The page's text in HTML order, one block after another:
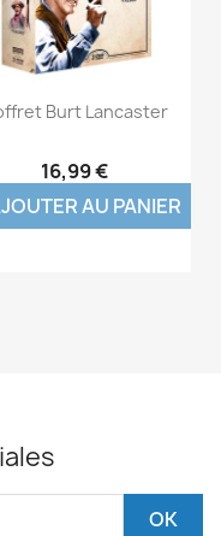
Burt Lancaster
16,99 €
AU PANIER